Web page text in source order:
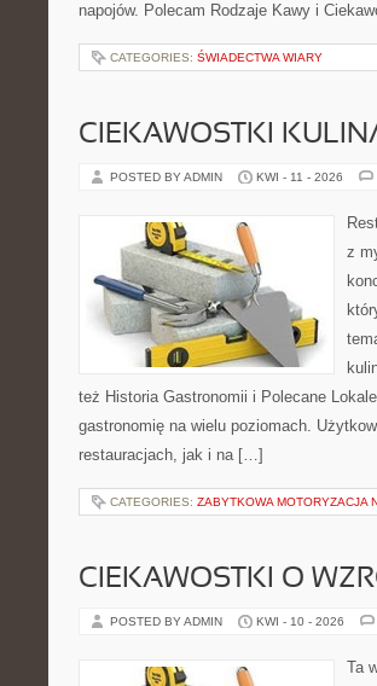
napojów. Polecam Rodzaje Kawy i
CATEGORIES: ŚWIADECTWA WIARY
CIEKAWOSTKI
POSTED BY ADMIN KWI - 11 - 2026
z
też Historia Gastronomii i Polecane
gastronomię na wielu poziomach.
restauracjach, jak i na […]
CATEGORIES: ZABYTKOWA MOTORYZACJA
CIEKAWOSTKI O
POSTED BY ADMIN KWI - 10 - 2026
Ta